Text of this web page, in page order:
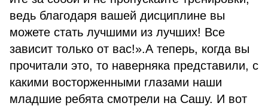
ведь благодаря вашей дисциплине вы
можете стать лучшими из лучших! Все
зависит только от вас!».А теперь, когда вы
прочитали это, то наверняка представили, с
какими восторженными глазами наши
младшие ребята смотрели на Сашу. И вот